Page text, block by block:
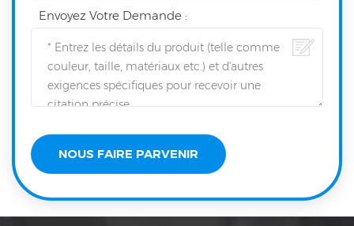
Envoyez Votre Demande :